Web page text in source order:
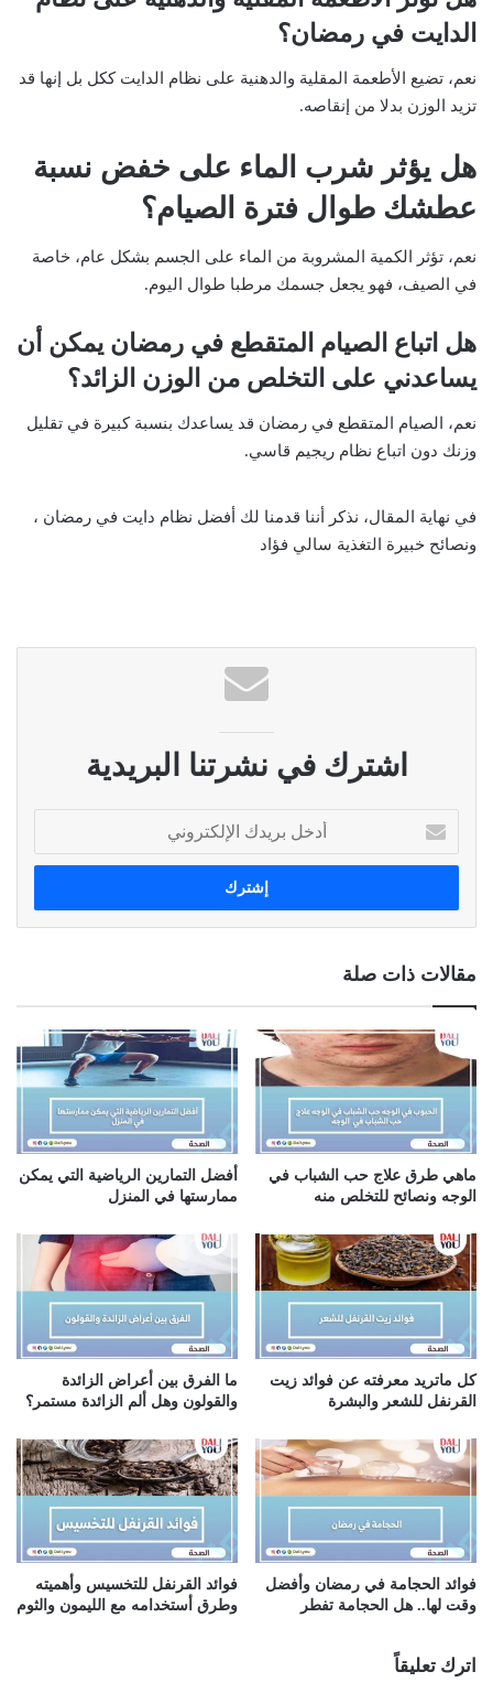
الدايت في رمضان؟
نعم، تضيع الأطعمة المقلية والدهنية على نظام الدايت ككل بل إنها قد
تزيد الوزن بدلا من إنقاصه.
هل يؤثر شرب الماء على خفض نسبة
عطشك طوال فترة الصيام؟
نعم، تؤثر الكمية المشروبة من الماء على الجسم بشكل عام، خاصة
في الصيف، فهو يجعل جسمك مرطبا طوال اليوم.
هل اتباع الصيام المتقطع في رمضان يمكن أن
يساعدني على التخلص من الوزن الزائد؟
نعم، الصيام المتقطع في رمضان قد يساعدك بنسبة كبيرة في تقليل
وزنك دون اتباع نظام ريجيم قاسي.
في نهاية المقال، نذكر أننا قدمنا لك أفضل نظام دايت في رمضان ،
ونصائح خبيرة التغذية سالي فؤاد
اشترك في نشرتنا البريدية
خ
ب
د
ك
إ
ت
و
ي
مقالات ذات صلة
ماهي طرق علاج حب الشباب في
الوجه ونصائح للتخلص منه
أفضل التمارين الرياضية التي يمكن
ممارستها في المنزل
كل ماتريد معرفته عن فوائد زيت
القرنفل للشعر والبشرة
ما الفرق بين أعراض الزائدة
والقولون وهل ألم الزائدة مستمر؟
فوائد الحجامة في رمضان وأفضل
وقت لها.. هل الحجامة تفطر
فوائد القرنفل للتخسيس وأهميته
وطرق أستخدامه مع الليمون والثوم
اترك تعليقاً